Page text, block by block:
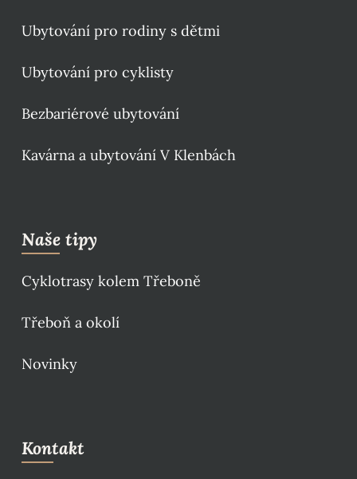
Ubytování pro rodiny s dětmi
Ubytování pro cyklisty
Bezbariérové ubytování
Kavárna a ubytování V Klenbách
Naše tipy
Cyklotrasy kolem Třeboně
Třeboň a okolí
Novinky
Kontakt